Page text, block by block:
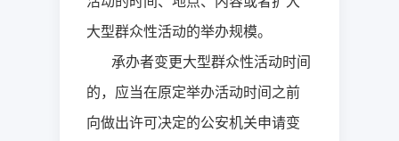
大型群众性活动的举办规模。
承办者变更大型群众性活动时间
的，应当在原定举办活动时间之前
向做出许可决定的公安机关申请变